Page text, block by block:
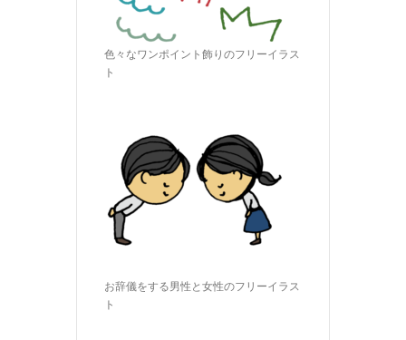
色々なワンポイント飾りのフリーイラス
ト
お辞儀をする男性と女性のフリーイラス
ト